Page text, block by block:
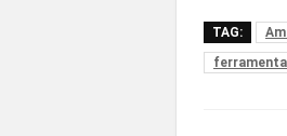
TAG: